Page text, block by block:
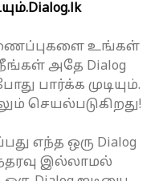
Dialog.lk
உங்கள்
அதே Dialog
பார்க்க முடியும்.
செயல்படுகிறது!
எந்த ஒரு Dialog
இல்லாமல்